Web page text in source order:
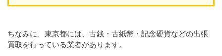
ちなみに、東京都には、古銭・古紙幣・記念硬貨などの出張
買取を行っている業者があります。